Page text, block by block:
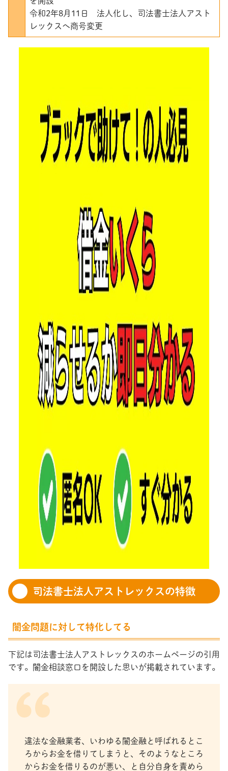
令和2年8月11日 法人化し、司法書士法人アスト
レックスへ商号変更
司法書士法人アストレックスの特徴
闇金問題に対して特化してる
下記は司法書士法人アストレックスのホームページの引用
です。闇金相談窓口を開設した思いが掲載されています。
違法な金融業者、いわゆる闇金融と呼ばれるとこ
ろからお金を借りてしまうと、そのようなところ
からお金を借りるのが悪い、と自分自身を責めら